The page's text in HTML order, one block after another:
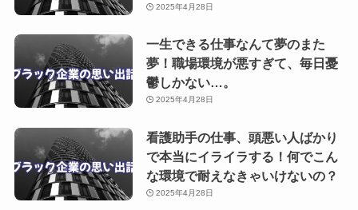
2025年4月28日
一生できる仕事なんて夢のまた
夢！職場環境が悪すぎて、毎日憂
鬱しかない…。
2025年4月28日
看護助手の仕事、頭悪い人ばかり
で本当にイライラする！何でこん
な環境で耐えなきゃいけないの？
2025年4月28日